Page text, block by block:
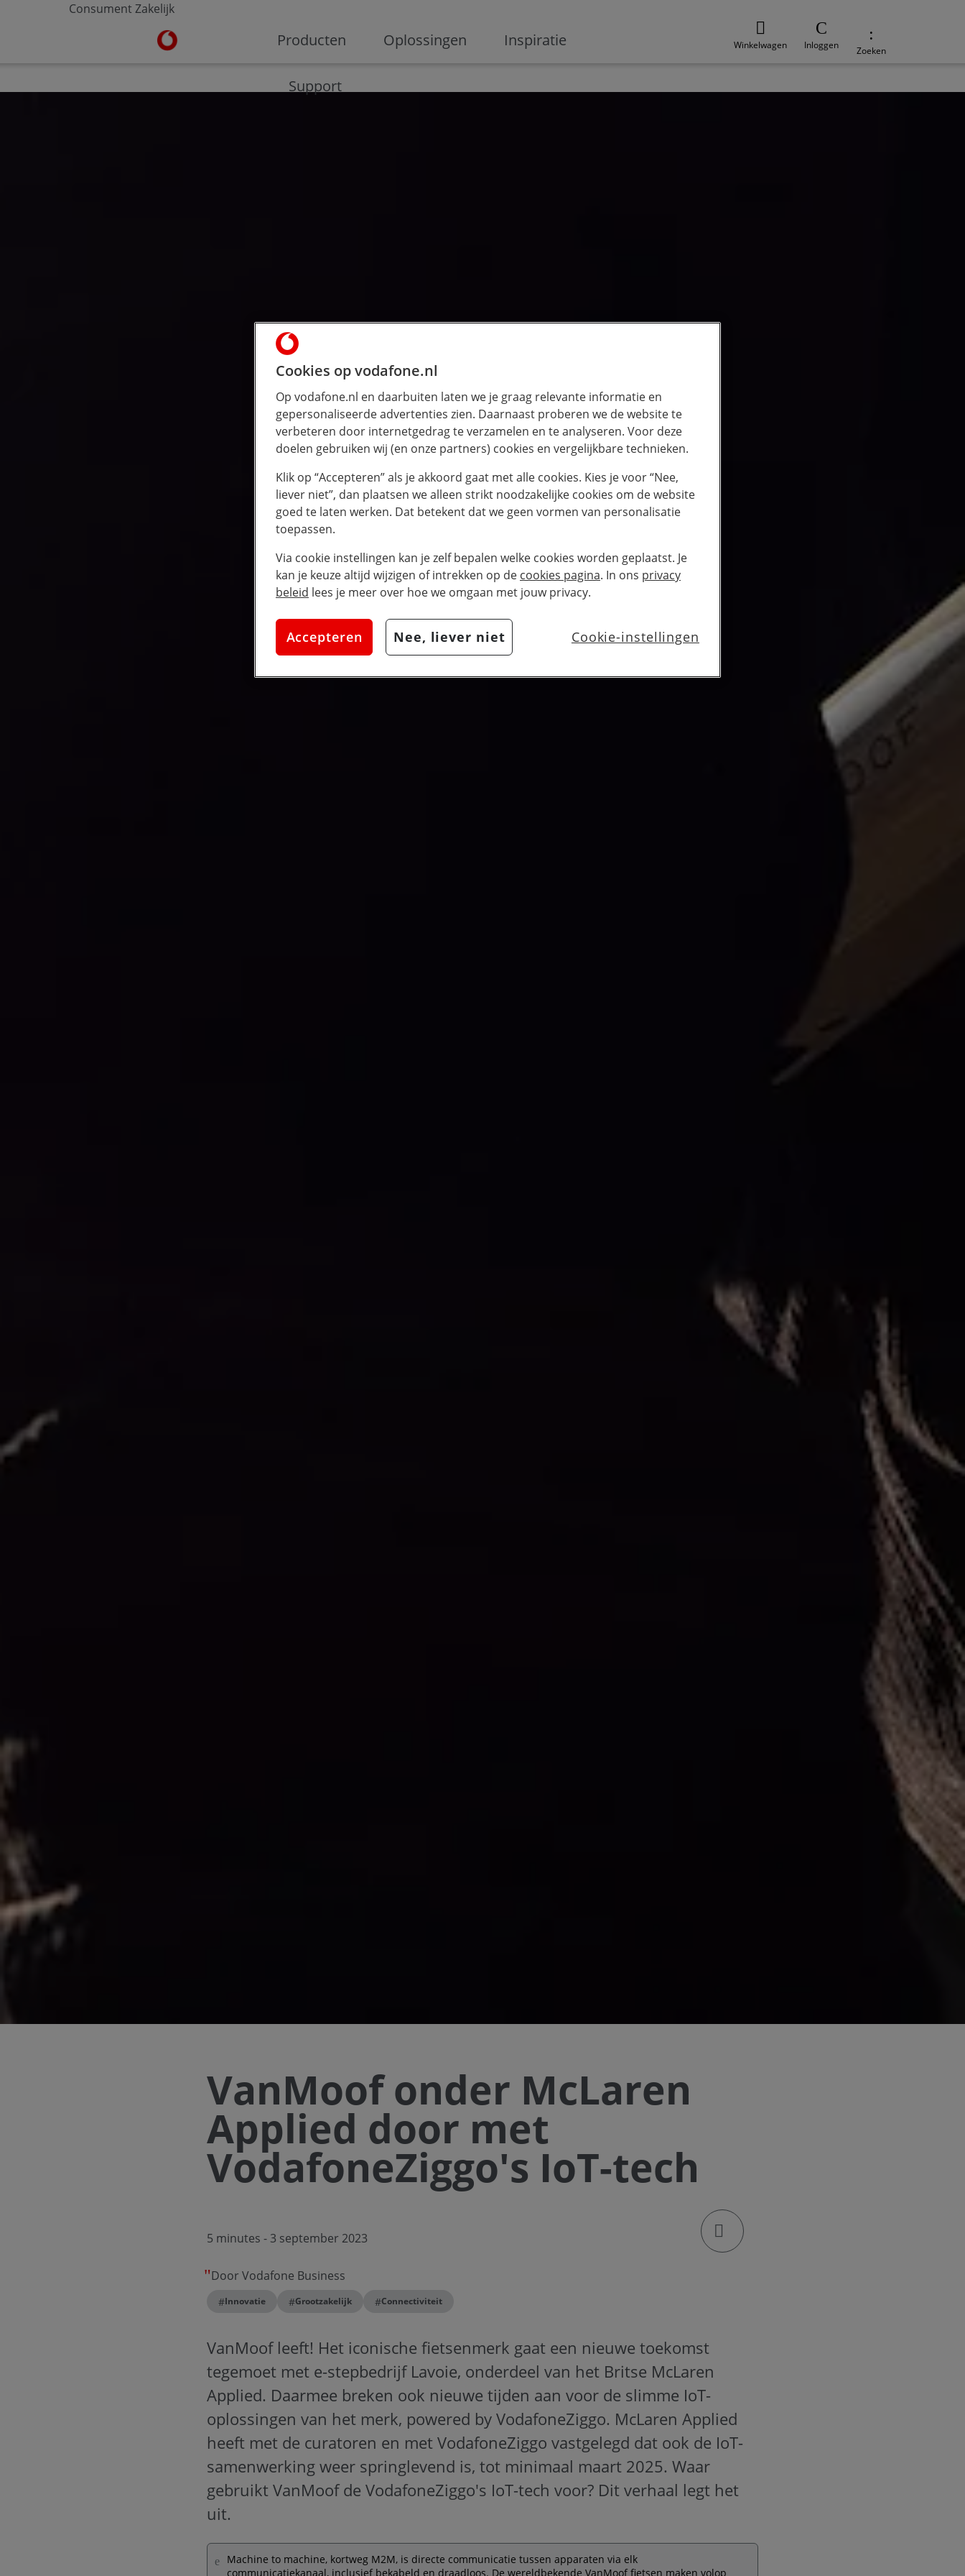
Consument Zakelijk
Ga naar de Vodafone homepage
Producten Oplossingen Inspiratie
Support
Winkelwagen Inloggen Zoeken
VanMoof onder McLaren
Applied door met
VodafoneZiggo's IoT-tech
5 minutes - 3 september 2023
klik om de deellinks te openen
Door Vodafone Business
#Innovatie #Grootzakelijk #Connectiviteit
VanMoof leeft! Het iconische fietsenmerk gaat een nieuwe toekomst
tegemoet met e-stepbedrijf Lavoie, onderdeel van het Britse McLaren
Applied. Daarmee breken ook nieuwe tijden aan voor de slimme IoT-
oplossingen van het merk, powered by VodafoneZiggo. McLaren Applied
heeft met de curatoren en met VodafoneZiggo vastgelegd dat ook de IoT-
samenwerking weer springlevend is, tot minimaal maart 2025. Waar
gebruikt VanMoof de VodafoneZiggo's IoT-tech voor? Dit verhaal legt het
uit.
Machine to machine, kortweg M2M, is directe communicatie tussen apparaten via elk
communicatiekanaal, inclusief bekabeld en draadloos. De wereldbekende VanMoof fietsen maken volop
Cookies op vodafone.nl
Op vodafone.nl en daarbuiten laten we je graag relevante informatie en
gepersonaliseerde advertenties zien. Daarnaast proberen we de website te
verbeteren door internetgedrag te verzamelen en te analyseren. Voor deze
doelen gebruiken wij (en onze partners) cookies en vergelijkbare technieken.
Klik op “Accepteren” als je akkoord gaat met alle cookies. Kies je voor “Nee,
liever niet”, dan plaatsen we alleen strikt noodzakelijke cookies om de website
goed te laten werken. Dat betekent dat we geen vormen van personalisatie
toepassen.
Via cookie instellingen kan je zelf bepalen welke cookies worden geplaatst. Je
kan je keuze altijd wijzigen of intrekken op de cookies pagina. In ons privacy
beleid lees je meer over hoe we omgaan met jouw privacy.
Accepteren Nee, liever niet Cookie-instellingen